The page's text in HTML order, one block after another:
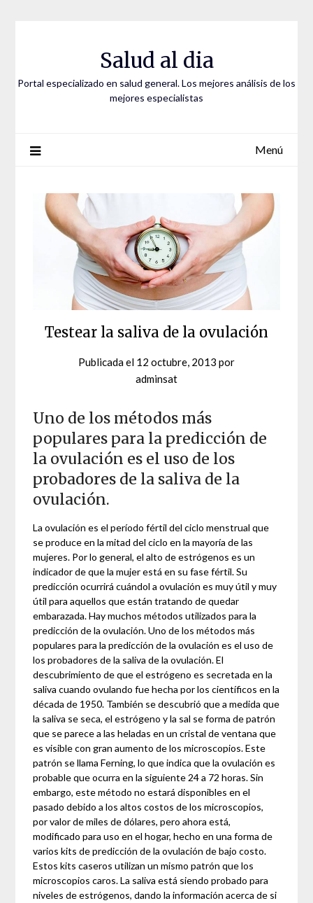
Salud al dia
Portal especializado en salud general. Los mejores análisis de los
mejores especialistas
Menú
Testear la saliva de la ovulación
Publicada el 12 octubre, 2013 por
adminsat
Uno de los métodos más
populares para la predicción de
la ovulación es el uso de los
probadores de la saliva de la
ovulación.
La ovulación es el período fértil del ciclo menstrual que
se produce en la mitad del ciclo en la mayoría de las
mujeres. Por lo general, el alto de estrógenos es un
indicador de que la mujer está en su fase fértil. Su
predicción ocurrirá cuándol a ovulación es muy útil y muy
útil para aquellos que están tratando de quedar
embarazada. Hay muchos métodos utilizados para la
predicción de la ovulación. Uno de los métodos más
populares para la predicción de la ovulación es el uso de
los probadores de la saliva de la ovulación. El
descubrimiento de que el estrógeno es secretada en la
saliva cuando ovulando fue hecha por los científicos en la
década de 1950. También se descubrió que a medida que
la saliva se seca, el estrógeno y la sal se forma de patrón
que se parece a las heladas en un cristal de ventana que
es visible con gran aumento de los microscopios. Este
patrón se llama Ferning, lo que indica que la ovulación es
probable que ocurra en la siguiente 24 a 72 horas. Sin
embargo, este método no estará disponibles en el
pasado debido a los altos costos de los microscopios,
por valor de miles de dólares, pero ahora está,
modificado para uso en el hogar, hecho en una forma de
varios kits de predicción de la ovulación de bajo costo.
Estos kits caseros utilizan un mismo patrón que los
microscopios caros. La saliva está siendo probado para
niveles de estrógenos, dando la información acerca de si